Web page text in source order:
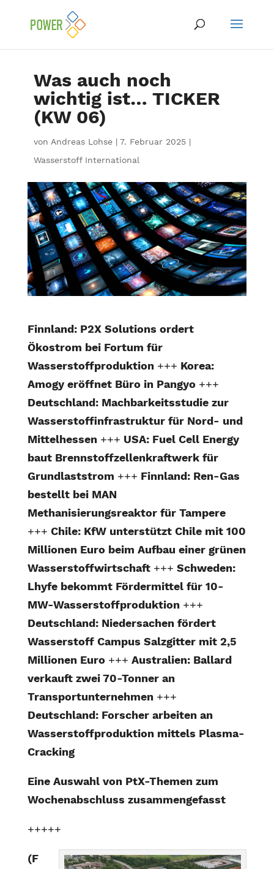
Was auch noch
wichtig ist… TICKER
(KW 06)
von Andreas Lohse| 7. Februar 2025|
Wasserstoff International
Finnland: P2X Solutions ordert
Ökostrom bei Fortum für
Wasserstoffproduktion +++ Korea:
Amogy eröffnet Büro in Pangyo +++
Deutschland: Machbarkeitsstudie zur
Wasserstoffinfrastruktur für Nord- und
Mittelhessen +++ USA: Fuel Cell Energy
baut Brennstoffzellenkraftwerk für
Grundlaststrom +++ Finnland: Ren-Gas
bestellt bei MAN
Methanisierungsreaktor für Tampere
+++ Chile: KfW unterstützt Chile mit 100
Millionen Euro beim Aufbau einer grünen
Wasserstoffwirtschaft +++ Schweden:
Lhyfe bekommt Fördermittel für 10-
MW-Wasserstoffproduktion +++
Deutschland: Niedersachen fördert
Wasserstoff Campus Salzgitter mit 2,5
Millionen Euro +++ Australien: Ballard
verkauft zwei 70-Tonner an
Transportunternehmen +++
Deutschland: Forscher arbeiten an
Wasserstoffproduktion mittels Plasma-
Cracking
Eine Auswahl von PtX-Themen zum
Wochenabschluss zusammengefasst
+++++
(F